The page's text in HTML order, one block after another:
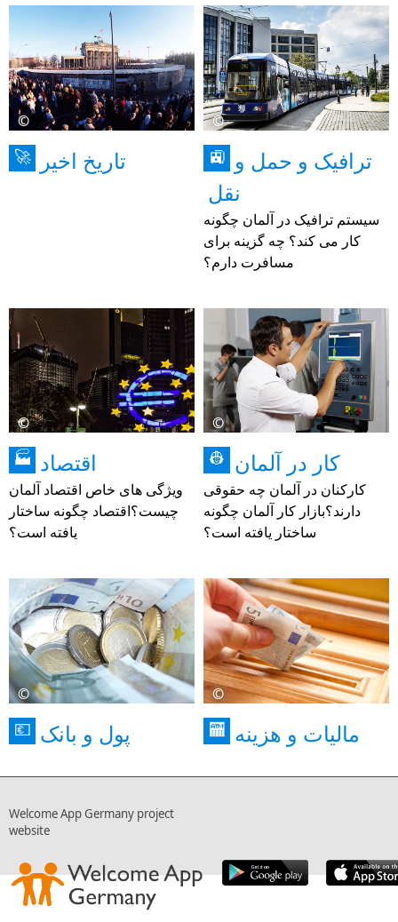
©
🚀 تاریخ اخیر
©
🚉
ترافیک و حمل و
نقل
سیستم ترافیک در آلمان چگونه
کار می کند؟ چه گزینه برای
مسافرت دارم؟
©
🏭 اقتصاد
ویژگی های خاص اقتصاد آلمان
چیست؟اقتصاد چگونه ساختار
یافته است؟
©
👷 کار در آلمان
کارکنان در آلمان چه حقوقی
دارند؟بازار کار آلمان چگونه
ساختار یافته است؟
©
💶 پول و بانک
©
🏧 مالیات و هزینه
Welcome App Germany project
website